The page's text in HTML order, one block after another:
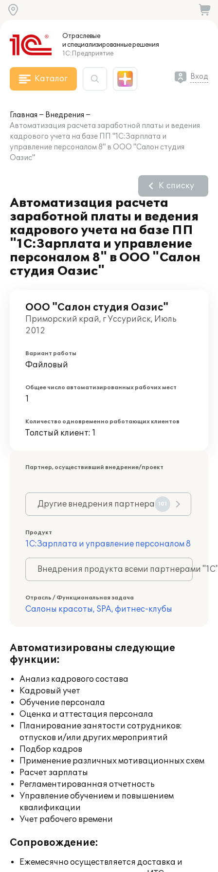
Отраслевые
и специализированныерешения
1С:Предприятие
Каталог Вход
Главная
Внедрения
Автоматизация расчета заработной платы и ведения
кадрового учета на базе ПП "1С:Зарплата и
управление персоналом 8" в ООО "Салон студия
Оазис"
Автоматизация расчета
заработной платы и ведения
кадрового учета на базе ПП
"1С:Зарплата и управление
персоналом 8" в ООО "Салон
студия Оазис"
К списку
ООО "Салон студия Оазис"
Приморский край, г Уссурийск, Июль
2012
Вариант работы
Файловый
Общее число автоматизированных рабочих мест
1
Количество одновременно работающих клиентов
Толстый клиент: 1
Партнер, осуществивший внедрение/проект
Другие внедрения партнера 101
Продукт
1С:Зарплата и управление персоналом 8
Внедрения продукта всеми партнерами
Отрасль / Функциональная задача
Салоны красоты, SPA, фитнес-клубы
Автоматизированы следующие
функции:
Анализ кадрового состава
Кадровый учет
Обучение персонала
Оценка и аттестация персонала
Планирование занятости сотрудников:
отпусков и/или других мероприятий
Подбор кадров
Применение различных мотивационных схем
Расчет зарплаты
Регламентированная отчетность
Управление обучением и повышением
квалификации
Учет рабочего времени
Сопровождение:
Ежемесячно осуществляется доставка и